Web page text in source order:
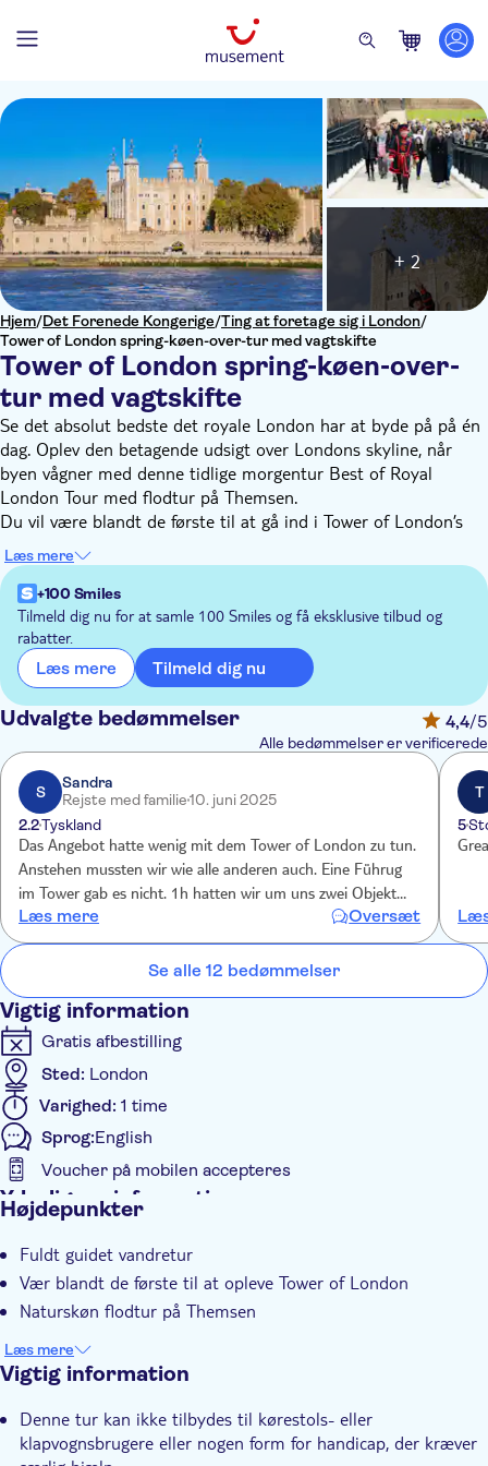
Hjem/Det Forenede Kongerige/Ting at foretage sig i London/
Tower of London spring-køen-over-tur med vagtskifte
Tower of London spring-køen-over-
tur med vagtskifte
+ 2
Se det absolut bedste det royale London har at byde på på én
dag. Oplev den betagende udsigt over Londons skyline, når
byen vågner med denne tidlige morgentur Best of Royal
London Tour med flodtur på Themsen.
Du vil være blandt de første til at gå ind i Tower of London’s
Jewel House og se den uvurderlige samling af kronjuveler. Gå
gennem de snoede passager og skjulte kamre i dit eget tempo.
Derefter er det tid til en afslappende og naturskøn flodtur på
Themsen. Nyd Londons fængslende seværdigheder, mens
guiden fortæller dig alt, hvad du ønsker at vide om den utrolige
by.
Når vi kommer til dæmningen, følger vi guiden en kort tur for
at se vagtskiftet. Denne verdensberømte ceremoni finder sted
enten på Buckingham Palace eller ved Horse Guards Parade,
afhængigt af dagen. Guiden sørger for, at vi står det rigtige sted
for at få den bedste udsigt over den menneskefyldte
begivenhed. Vi ser, hvordan King's Foot Guards foretager den
berømte march til Buckingham Palace.
I forbindelse med din bestilling kan du vælge at opgradere
turen, så den inkluderer en billet til Buckingham Palace. Hvis
du vælger at opgradere din tur, vil guiden eskortere dig
indenfor i Buckingham Palace, som kun åbner dørene for
besøgende to måneder om året.
Læs mere
+100 Smiles
Tilmeld dig nu for at samle 100 Smiles og få eksklusive tilbud og
rabatter.
Læs mere Tilmeld dig nu
Udvalgte bedømmelser 4,4/5
Alle bedømmelser er verificerede
S
Sandra
Rejste med familie10. juni 2025
2.2Tyskland
Das Angebot hatte wenig mit dem Tower of London zu tun.
Anstehen mussten wir wie alle anderen auch. Eine Führug
im Tower gab es nicht. 1h hatten wir um uns zwei Objekte
selbst anzuschauen. Keine Zeit um sich das Gebäude in
Gänze anzuschauen. Die Bootstour waren drei Stationen.
Die Wachablösung haben wir nicht gesehen. Die Tour endete
nach 3 Stunden.
Læs mere Oversæt
T
5
Se alle 12 bedømmelser
Vigtig information
Gratis afbestilling
Sted: London
Varighed: 1 time
Sprog:English
Voucher på mobilen accepteres
Yderligere information
Entréudgifter er Inkluderet
Subject expert guide
Tur med Audioguide
Elektronisk billet
Group tour
Med audioguide
Højdepunkter
Fuldt guidet vandretur
Vær blandt de første til at opleve Tower of London
Naturskøn flodtur på Themsen
Læs mere
Vigtig information
Denne tur kan ikke tilbydes til kørestols- eller
klapvognsbrugere eller nogen form for handicap, der kræver